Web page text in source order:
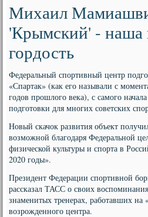
Михаил
'Крымский' - наша
гордость
Федеральный спортивный центр
«Спартак» (как его называли с
годов прошлого века), с самого
подготовки для многих советских
Новый скачок развития объект
возможной благодаря Федеральной
физической культуры и спорта в
2020 годы».
Президент Федерации спортивной
рассказал ТАСС о своих
знаменитых тренерах, работавших на
возрожденного центра.